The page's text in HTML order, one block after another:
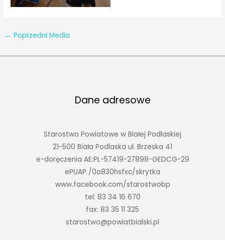
← Poprzedni Media
Dane adresowe
Starostwo Powiatowe w Białej Podlaskiej
21-500 Biała Podlaska ul. Brzeska 41
e-doręczenia AE:PL-57419-27898-GEDCG-29
ePUAP /0o830hsfxc/skrytka
www.facebook.com/starostwobp
tel: 83 34 16 670
fax: 83 35 11 325
starostwo@powiatbialski.pl